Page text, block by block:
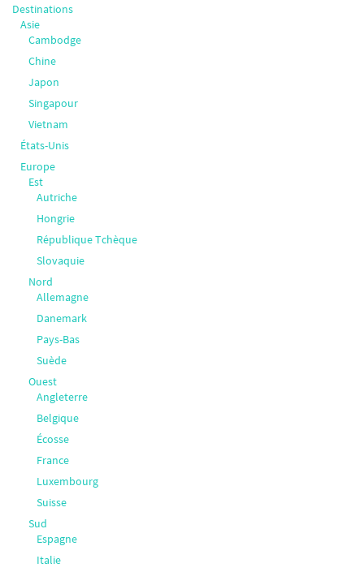
Destinations
Asie
Cambodge
Chine
Japon
Singapour
Vietnam
États-Unis
Europe
Est
Autriche
Hongrie
République Tchèque
Slovaquie
Nord
Allemagne
Danemark
Pays-Bas
Suède
Ouest
Angleterre
Belgique
Écosse
France
Luxembourg
Suisse
Sud
Espagne
Italie